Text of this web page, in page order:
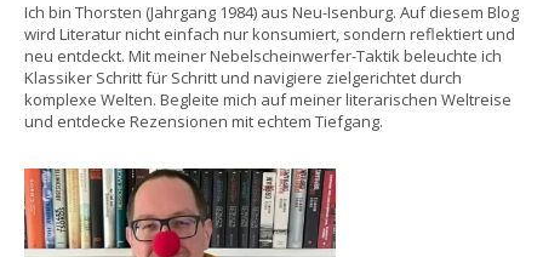
Ich bin Thorsten (Jahrgang 1984) aus Neu-Isenburg. Auf diesem Blog
wird Literatur nicht einfach nur konsumiert, sondern reflektiert und
neu entdeckt. Mit meiner Nebelscheinwerfer-Taktik beleuchte ich
Klassiker Schritt für Schritt und navigiere zielgerichtet durch
komplexe Welten. Begleite mich auf meiner literarischen Weltreise
und entdecke Rezensionen mit echtem Tiefgang.